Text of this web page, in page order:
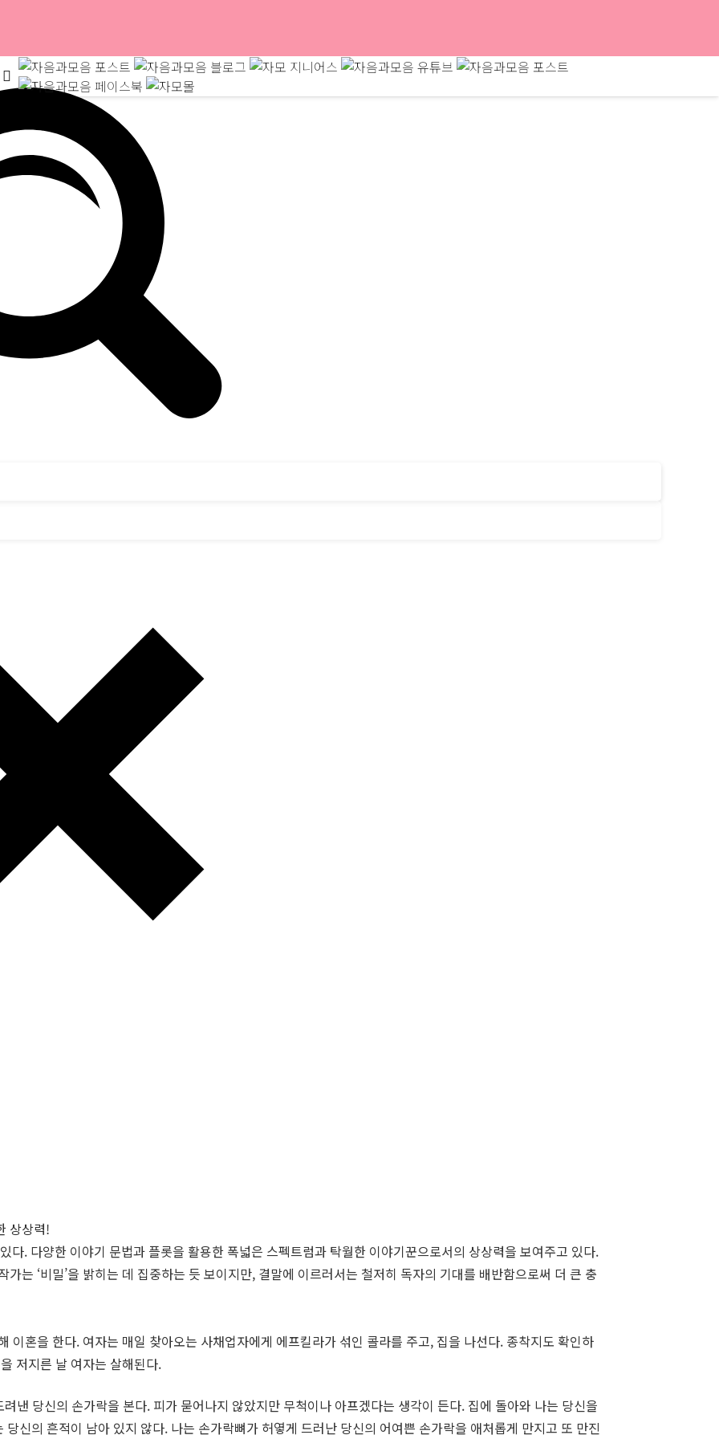
상상력!
. 다양한 이야기 문법과 플롯을 활용한 폭넓은 스펙트럼과 탁월한 이야기꾼으로서의 상상력을 보여주고 있다.
는 ‘비밀’을 밝히는 데 집중하는 듯 보이지만, 결말에 이르러서는 철저히 독자의 기대를 배반함으로써 더 큰 충
이혼을 한다. 여자는 매일 찾아오는 사채업자에게 에프킬라가 섞인 콜라를 주고, 집을 나선다. 종착지도 확인하
저지른 날 여자는 살해된다.
낸 당신의 손가락을 본다. 피가 묻어나지 않았지만 무척이나 아프겠다는 생각이 든다. 집에 돌아와 나는 당신을
신의 흔적이 남아 있지 않다. 나는 손가락뼈가 허옇게 드러난 당신의 어여쁜 손가락을 애처롭게 만지고 또 만진